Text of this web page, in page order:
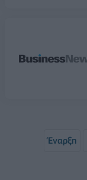
Έναρξη